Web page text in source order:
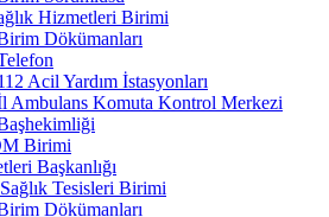
Hizmetleri Birimi
Dökümanları
Acil Yardım İstasyonları
Ambulans Komuta Kontrol Merkezi
Birimi
Başkanlığı
Tesisleri Birimi
Dökümanları